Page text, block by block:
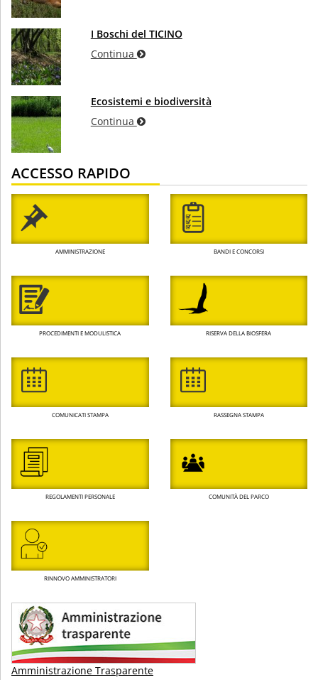
I Boschi del TICINO
Continua
Ecosistemi e biodiversità
Continua
ACCESSO RAPIDO
AMMINISTRAZIONE BANDI E CONCORSI
PROCEDIMENTI E MODULISTICA RISERVA DELLA BIOSFERA
COMUNICATI STAMPA RASSEGNA STAMPA
REGOLAMENTI PERSONALE COMUNITÀ DEL PARCO
RINNOVO AMMINISTRATORI
Amministrazione Trasparente